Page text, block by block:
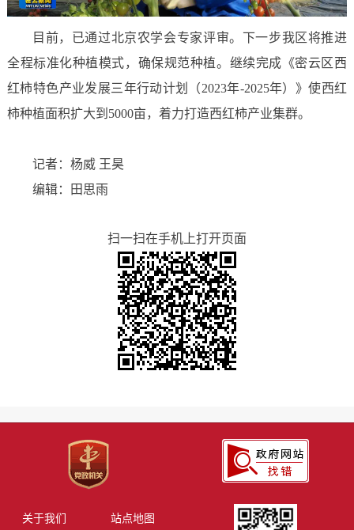
目前，已通过北京农学会专家评审。下一步我区将推进
全程标准化种植模式，确保规范种植。继续完成《密云区西
红柿特色产业发展三年行动计划（2023年-2025年）》使西红
柿种植面积扩大到5000亩，着力打造西红柿产业集群。
记者：杨威 王昊
编辑：田思雨
扫一扫在手机上打开页面
关于我们 站点地图